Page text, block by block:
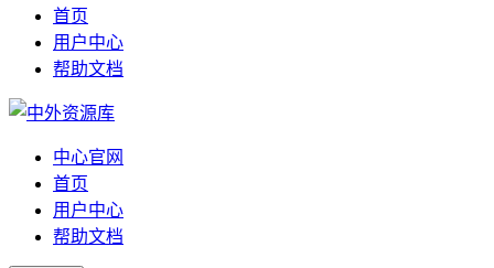
首页
用户中心
帮助文档
中心官网
首页
用户中心
帮助文档